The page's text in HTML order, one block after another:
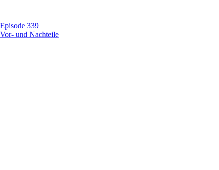
Episode 339
Vor- und Nachteile